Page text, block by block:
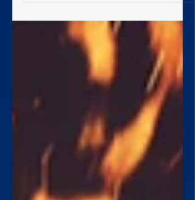
apenas no cérebro, sem tocar o
coração, e vidas serão desperdiçadas.
A fé sem obras, é uma fé morta. As
obras aqui, são tudo o que Deus move
no meu coração, para evidenciar a
conversão e fazer com que outros
percebam as mudanças, de forma a
trazer mais e mais pessoas para o seu